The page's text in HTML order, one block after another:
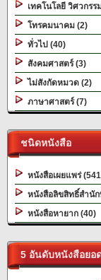
เทคโนโลยี วิศวกร
โทรคมนาคม (2)
ทั่วไป (40)
สังคมศาสตร์ (3)
ไม่สังกัดหมวด (2)
ภาษาศาสตร์ (7)
ชนิดหนังสือ
หนังสือเผยแพร่
หนังสือลิขสิทธิ์สำนั
หนังสือหายาก (40)
5 อันดับหนังสือยอ